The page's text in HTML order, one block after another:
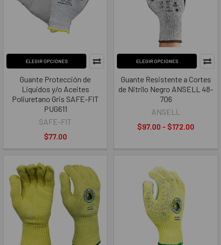
ELEGIR OPCIONES
Guante Protección de
Liquidos y/o Aceites
Poliuretano Gris SAFE-FIT
PUG611
SAFE-FIT
$77.00
ELEGIR OPCIONES
Guante Resistente a Cortes
de Nitrilo Negro ANSELL 48-
706
ANSELL
$97.00 - $172.00